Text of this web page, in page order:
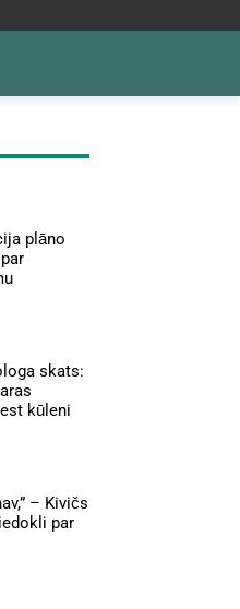
plāno
skats:
kūleni
– Kivičs
par